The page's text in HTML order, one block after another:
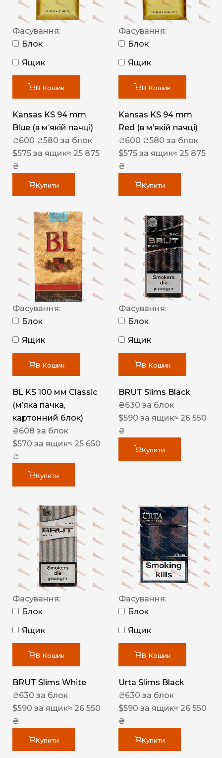
Фасування:
Блок
Ящик
В Кошик
Kansas KS 94 mm
Blue (в мʼякій пачці)
₴600 ₴580 за блок
$575 за ящик≈ 25 875
₴
Купити
Фасування:
Блок
Ящик
В Кошик
Kansas KS 94 mm
Red (в мʼякій пачці)
₴600 ₴580 за блок
$575 за ящик≈ 25 875
₴
Купити
Фасування:
Блок
Ящик
В Кошик
BL KS 100 мм Classic
(м’яка пачка,
картонний блок)
₴608 за блок
$570 за ящик≈ 25 650
₴
Купити
Фасування:
Блок
Ящик
В Кошик
BRUT Slims Black
₴630 за блок
$590 за ящик≈ 26 550
₴
Купити
Фасування:
Блок
Ящик
В Кошик
BRUT Slims White
₴630 за блок
$590 за ящик≈ 26 550
₴
Купити
Фасування:
Блок
Ящик
В Кошик
Urta Slims Black
₴630 за блок
$590 за ящик≈ 26 550
₴
Купити